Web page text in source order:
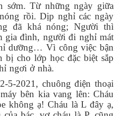
Từ những ngày giữa
rồi. Dịp nghỉ các ngày
đã khá nóng; Người thì
gia đình, người đi nghỉ mát
dưỡng… Vì công việc bận
bị cho lớp học đặc biệt sắp
ngơi ở nhà.
2021, chuông điện thoại
bên kia vang lên: Cháu
không ạ! Cháu là L đây ạ,